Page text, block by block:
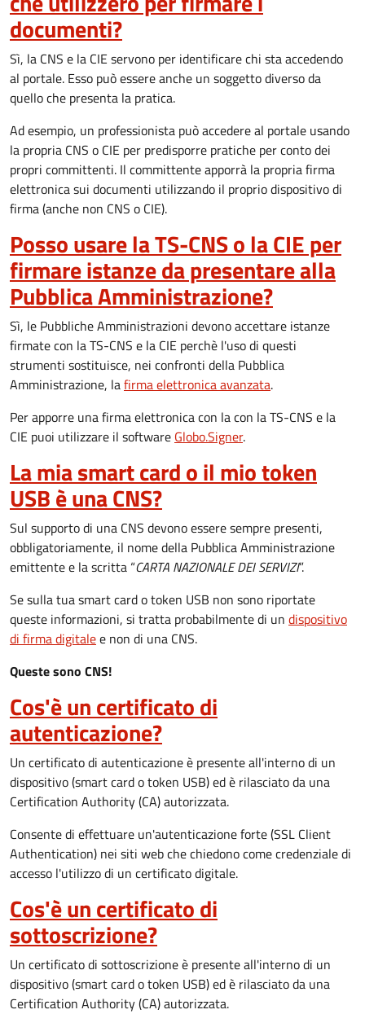
documenti?
Sì, la CNS e la CIE servono per identificare chi sta accedendo
al portale. Esso può essere anche un soggetto diverso da
quello che presenta la pratica.
Ad esempio, un professionista può accedere al portale usando
la propria CNS o CIE per predisporre pratiche per conto dei
propri committenti. Il committente apporrà la propria firma
elettronica sui documenti utilizzando il proprio dispositivo di
firma (anche non CNS o CIE).
Posso usare la TS-CNS o la CIE per
firmare istanze da presentare alla
Pubblica Amministrazione?
Sì, le Pubbliche Amministrazioni devono accettare istanze
firmate con la TS-CNS e la CIE perchè l'uso di questi
strumenti sostituisce, nei confronti della Pubblica
Amministrazione, lafirma elettronica avanzata.
Per apporre una firma elettronica con la con la TS-CNS e la
CIE puoi utilizzare il software Globo.Signer.
La mia smart card o il mio token
USB è una CNS?
Sul supporto di una CNS devono essere sempre presenti,
obbligatoriamente, il nome della Pubblica Amministrazione
emittente e la scritta “CARTA NAZIONALE DEI SERVIZI”.
Se sulla tua smart card o token USB non sono riportate
queste informazioni, si tratta probabilmente di un dispositivo
di firma digitalee non di una CNS.
Queste sono CNS!
Cos'è un certificato di
autenticazione?
Un certificato di autenticazione è presente all'interno di un
dispositivo (smart card o token USB) ed è rilasciato da una
Certification Authority (CA) autorizzata.
Consente di effettuare un'autenticazione forte (SSL Client
Authentication) nei siti web che chiedono come credenziale di
accesso l'utilizzo di un certificato digitale.
Cos'è un certificato di
sottoscrizione?
Un certificato di sottoscrizione è presente all'interno di un
dispositivo (smart card o token USB) ed è rilasciato da una
Certification Authority (CA) autorizzata.